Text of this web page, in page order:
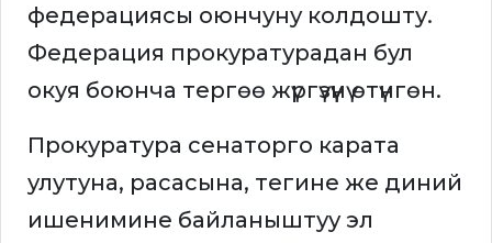
федерациясы оюнчуну колдошту.
Федерация прокуратурадан бул
окуя боюнча тергөө жүргүзүүнү өтүнгөн.
Прокуратура сенаторго карата
улутуна, расасына, тегине же диний
ишенимине байланыштуу эл